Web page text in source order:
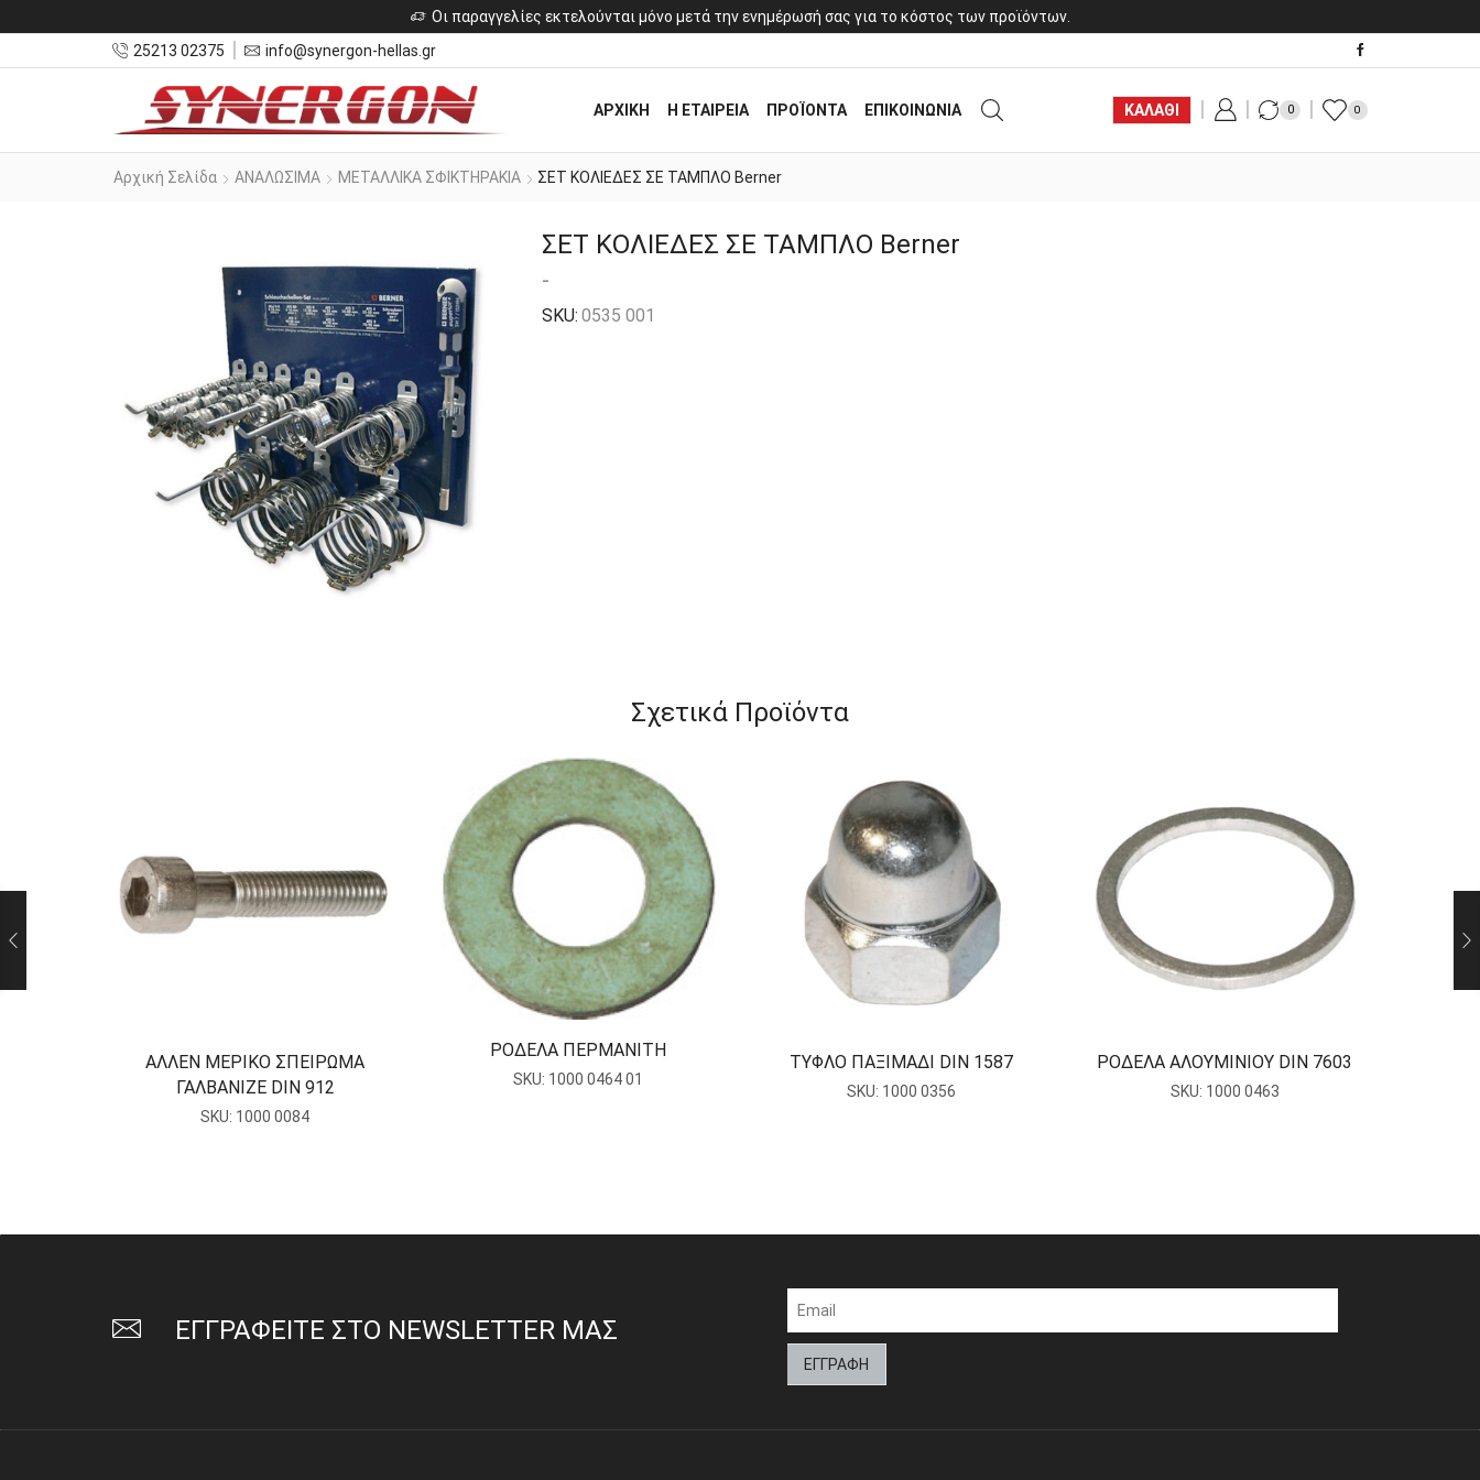
Οι παραγγελίες εκτελούνται μόνο μετά την ενημέρωσή σας για το κόστος των προϊόντων.
25213 02375
info@synergon-hellas.gr
ΑΡΧΙΚΗ Η ΕΤΑΙΡΕΙΑ ΠΡΟΪΟΝΤΑ ΕΠΙΚΟΙΝΩΝΙΑ ΚΑΛΑΘΙ 0 0
Αρχική Σελίδα ΑΝΑΛΩΣΙΜΑ ΜΕΤΑΛΛΙΚΑ ΣΦΙΚΤΗΡΑΚΙΑ ΣΕΤ ΚΟΛΙΕΔΕΣ ΣΕ ΤΑΜΠΛΟ Berner
ΣΕΤ ΚΟΛΙΕΔΕΣ ΣΕ ΤΑΜΠΛΟ Berner
-
SKU: 0535 001
Σχετικά Προϊόντα
ΑΛΛΕΝ ΜΕΡΙΚΟ ΣΠΕΙΡΩΜΑ
ΓΑΛΒΑΝΙΖΕ DIN 912
SKU: 1000 0084
ΡΟΔΕΛΑ ΠΕΡΜΑΝΙΤΗ
SKU: 1000 0464 01
ΤΥΦΛΟ ΠΑΞΙΜΑΔΙ DIN 1587
SKU: 1000 0356
ΡΟΔΕΛΑ ΑΛΟΥΜΙΝΙΟΥ DIN 7603
SKU: 1000 0463
ΕΓΓΡΑΦΕΙΤΕ ΣΤΟ NEWSLETTER ΜΑΣ